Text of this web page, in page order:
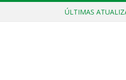
ÚLTIMAS